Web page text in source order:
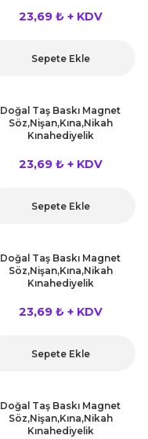
23,69 ₺ + KDV
Sepete Ekle
Doğal Taş Baskı Magnet
Söz,Nişan,Kına,Nikah
Kınahediyelik
23,69 ₺ + KDV
Sepete Ekle
Doğal Taş Baskı Magnet
Söz,Nişan,Kına,Nikah
Kınahediyelik
23,69 ₺ + KDV
Sepete Ekle
Doğal Taş Baskı Magnet
Söz,Nişan,Kına,Nikah
Kınahediyelik